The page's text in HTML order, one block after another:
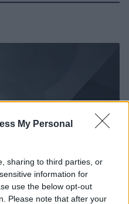
My Personal
sharing to third parties, or
information for
use the below opt-out
Please note that after your